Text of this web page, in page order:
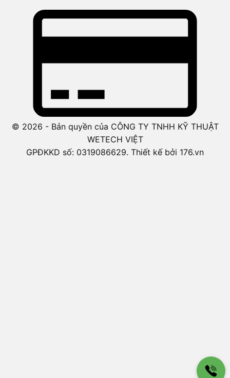
© 2026 - Bản quyền của CÔNG TY TNHH KỸ THUẬT
WETECH VIỆT
GPĐKKD số: 0319086629. Thiết kế bởi 176.vn